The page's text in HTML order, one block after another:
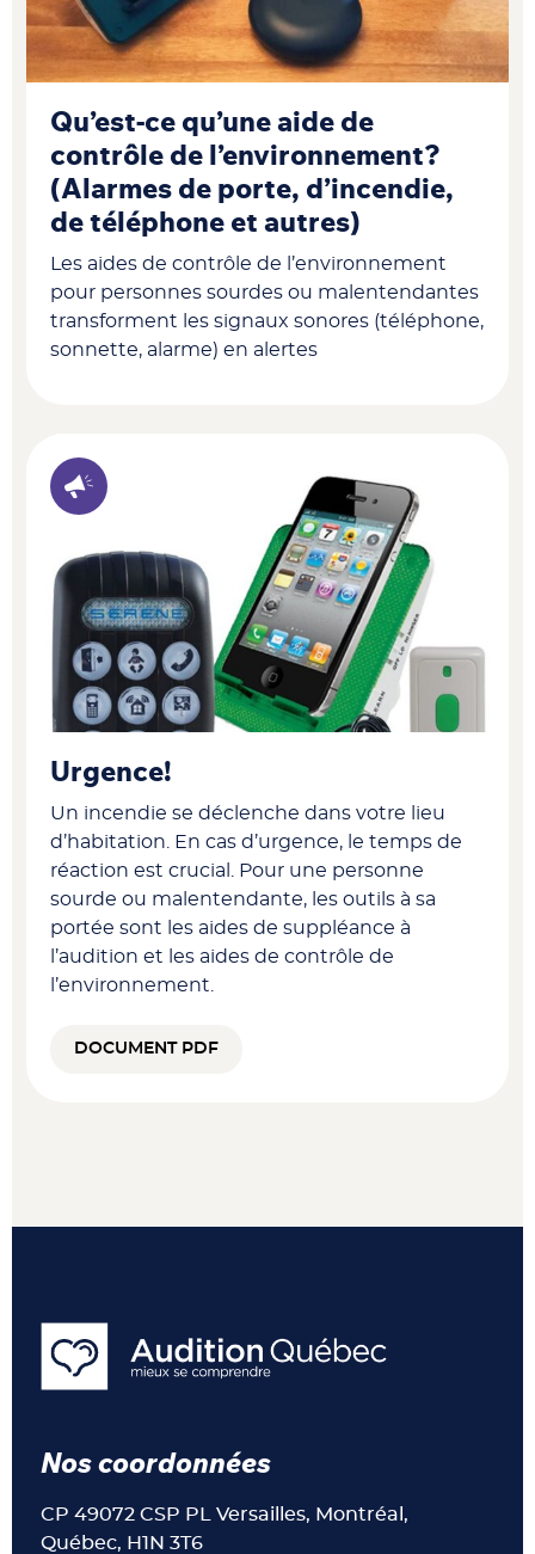
Qu’est-ce qu’une aide de
contrôle de l’environnement?
(Alarmes de porte, d’incendie,
de téléphone et autres)
Les aides de contrôle de l’environnement
pour personnes sourdes ou malentendantes
transforment les signaux sonores (téléphone,
sonnette, alarme) en alertes
Urgence!
Un incendie se déclenche dans votre lieu
d’habitation. En cas d’urgence, le temps de
réaction est crucial. Pour une personne
sourde ou malentendante, les outils à sa
portée sont les aides de suppléance à
l’audition et les aides de contrôle de
l’environnement.
DOCUMENT PDF
Nos coordonnées
CP 49072 CSP PL Versailles, Montréal,
Québec, H1N 3T6